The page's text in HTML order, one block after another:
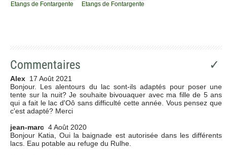
Etangs de Fontargente Etangs de Fontargente
Commentaires ✓
Alex 17 Août 2021
Bonjour. Les alentours du lac sont-ils adaptés pour poser une
tente sur la nuit? Je souhaite bivouaquer avec ma fille de 5 ans
qui a fait le lac d'Oô sans difficulté cette année. Vous pensez que
c'est adapté? Merci
jean-marc 4 Août 2020
Bonjour Katia, Oui la baignade est autorisée dans les différents
lacs. Eau potable au refuge du Rulhe.